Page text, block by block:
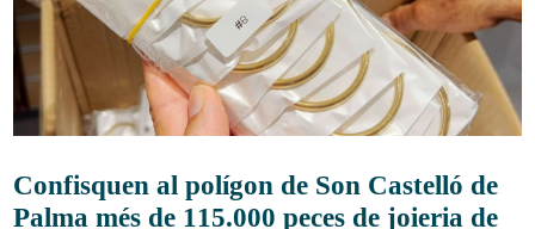
Confisquen al polígon de Son Castelló de
Palma més de 115.000 peces de joieria de